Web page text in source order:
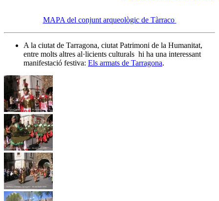
MAPA del conjunt arqueològic de Tàrraco
A la ciutat de Tarragona, ciutat Patrimoni de la Humanitat,
entre molts altres al·licients culturals hi ha una interessant
manifestació festiva: Els armats de Tarragona.